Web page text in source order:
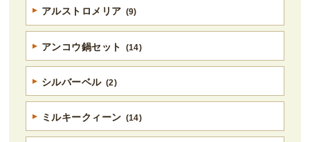
アルストロメリア (9)
アンコウ鍋セット (14)
シルバーベル (2)
ミルキークィーン (14)